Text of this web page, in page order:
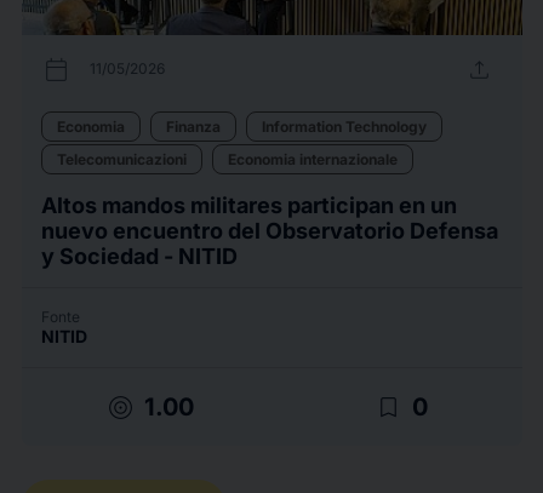
calendar_today 11/05/2026 upload
Economia Finanza
Information Technology
Telecomunicazioni
Economia internazionale
Altos mandos militares participan en un
nuevo encuentro del Observatorio Defensa
y Sociedad - NITID
Fonte
NITID
target 1.00 bookmark_border 0